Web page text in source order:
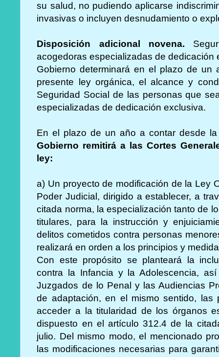
su salud, no pudiendo aplicarse
invasivas o incluyen desnudamiento o
Disposición adicional novena.
acogedoras especializadas de dedicación
Gobierno determinará en el plazo de
presente ley orgánica, el alcance y
Seguridad Social de las personas que
especializadas de dedicación exclusiva.
En el plazo de un año a contar desde
Gobierno remitirá a las Cortes
ley:
a) Un proyecto de modificación de la Ley
Poder Judicial, dirigido a establecer, a
citada norma, la especialización tanto de
titulares, para la instrucción y
delitos cometidos contra personas
realizará en orden a los principios y
Con este propósito se planteará la
contra la Infancia y la Adolescencia,
Juzgados de lo Penal y las Audiencias
de adaptación, en el mismo sentido, las
acceder a la titularidad de los órganos
dispuesto en el artículo 312.4 de la
julio. Del mismo modo, el mencionado
las modificaciones necesarias para